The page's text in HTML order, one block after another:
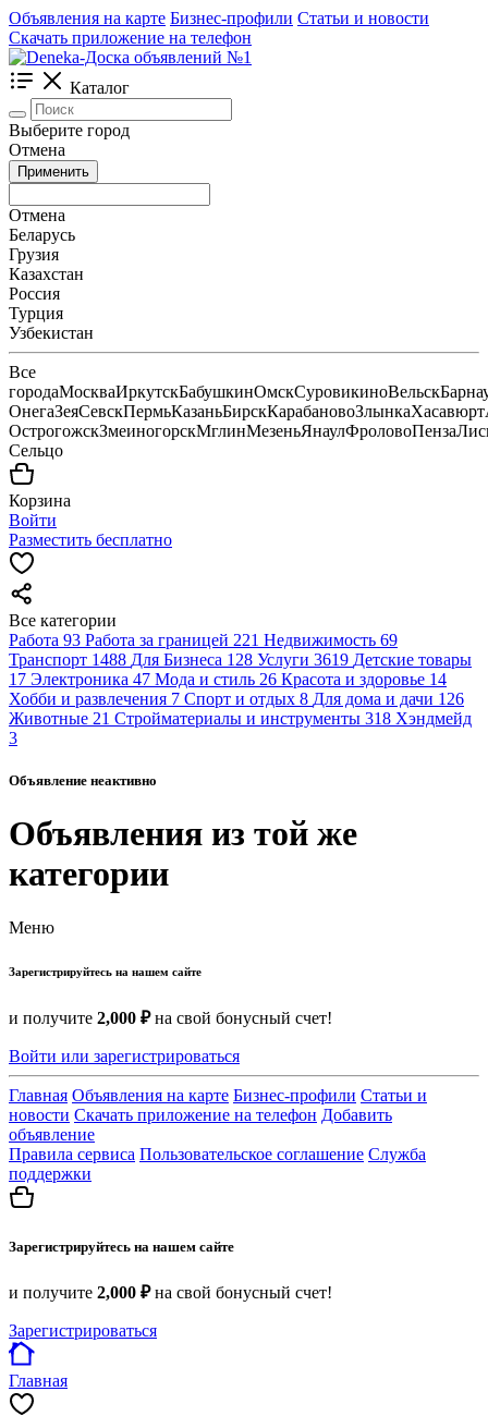
Объявления на карте Бизнес-профили Статьи и новости
Скачать приложение на телефон
Каталог
Выберите город
Отмена
Применить
Отмена
Беларусь
Грузия
Казахстан
Россия
Турция
Узбекистан
Все
городаМоскваИркутскБабушкинОмскСуровикиноВельск
ОнегаЗеяСевскПермьКазаньБирскКарабановоЗлынкаХасавюрт
ОстрогожскЗмеиногорскМглинМезеньЯнаулФроловоПенза
Сельцо
Корзина
Войти
Разместить бесплатно
Все категории
Работа 93 Работа за границей 221 Недвижимость 69
Транспорт 1488 Для Бизнеса 128 Услуги 3619 Детские товары
17 Электроника 47 Мода и стиль 26 Красота и здоровье 14
Хобби и развлечения 7 Спорт и отдых 8 Для дома и дачи 126
Животные 21 Стройматериалы и инструменты 318 Хэндмейд
3
Объявление неактивно
Объявления из той же
категории
Меню
Зарегистрируйтесь на нашем сайте
и получите 2,000 ₽на свой бонусный счет!
Войти или зарегистрироваться
Главная Объявления на карте Бизнес-профили Статьи и
новости Скачать приложение на телефон Добавить
объявление
Правила сервиса Пользовательское соглашение Служба
поддержки
Зарегистрируйтесь на нашем сайте
и получите 2,000 ₽на свой бонусный счет!
Зарегистрироваться
Главная